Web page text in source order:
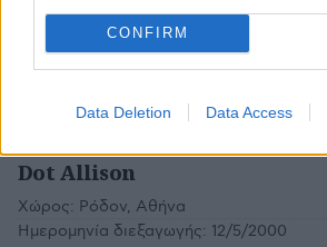
CONFIRM
Data Deletion Data Access
Dot Allison
Χώρος: Ρόδον, Αθήνα
Ημερομηνία διεξαγωγής: 12/5/2000